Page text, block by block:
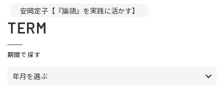
安岡定子【『論語』を実践に活かす】
TERM
期間で探す
年月を選ぶ